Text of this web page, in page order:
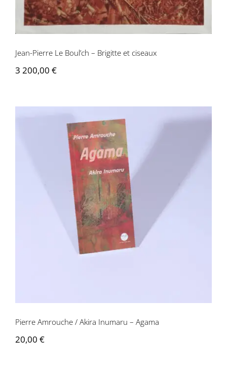
Jean-Pierre Le Boul’ch – Brigitte et ciseaux
3 200,00 €
Pierre Amrouche / Akira Inumaru –
Agama
Pierre Amrouche / Akira Inumaru – Agama
20,00 €